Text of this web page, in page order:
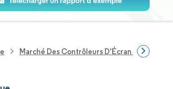
Marché Des Contrôleurs D'Écran Tactile En